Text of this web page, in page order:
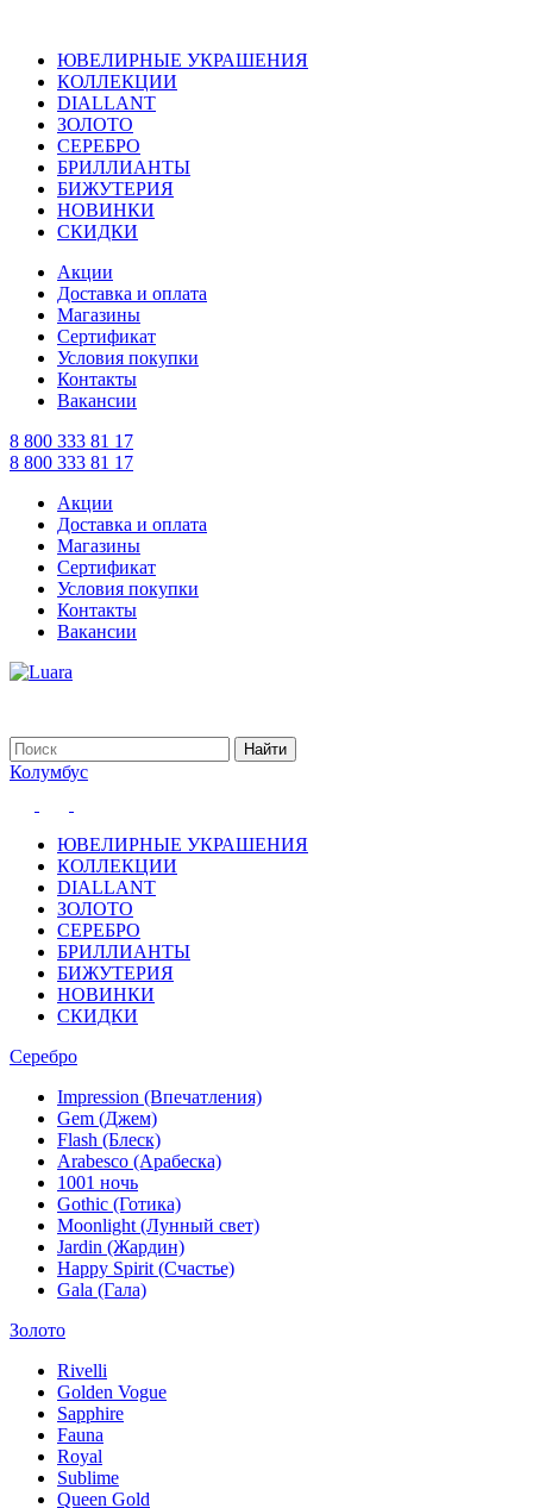
ЮВЕЛИРНЫЕ УКРАШЕНИЯ
КОЛЛЕКЦИИ
DIALLANT
ЗОЛОТО
СЕРЕБРО
БРИЛЛИАНТЫ
БИЖУТЕРИЯ
НОВИНКИ
СКИДКИ
Акции
Доставка и оплата
Магазины
Сертификат
Условия покупки
Контакты
Вакансии
8 800 333 81 17
8 800 333 81 17
Акции
Доставка и оплата
Магазины
Сертификат
Условия покупки
Контакты
Вакансии
Колумбус
ЮВЕЛИРНЫЕ УКРАШЕНИЯ
КОЛЛЕКЦИИ
DIALLANT
ЗОЛОТО
СЕРЕБРО
БРИЛЛИАНТЫ
БИЖУТЕРИЯ
НОВИНКИ
СКИДКИ
Серебро
Impression (Впечатления)
Gem (Джем)
Flash (Блеск)
Arabesco (Арабеска)
1001 ночь
Gothic (Готика)
Moonlight (Лунный свет)
Jardin (Жардин)
Happy Spirit (Счастье)
Gala (Гала)
Золото
Rivelli
Golden Vogue
Sapphire
Fauna
Royal
Sublime
Queen Gold